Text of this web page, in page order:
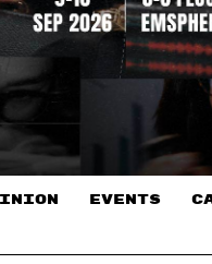
EVENTS